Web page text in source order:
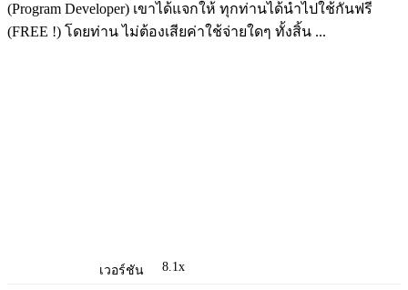
(Program Developer) เขาได้แจกให้ ทุกท่านได้นำไปใช้กันฟรี
(FREE !) โดยท่าน ไม่ต้องเสียค่าใช้จ่ายใดๆ ทั้งสิ้น ...
เวอร์ชัน 8.1x